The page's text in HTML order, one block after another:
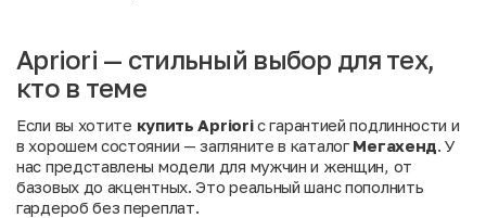
Apriori — стильный выбор для тех,
кто в теме
Если вы хотите купить Aprioriс гарантией подлинности и
в хорошем состоянии — загляните в каталогМегахенд. У
нас представлены модели для мужчин и женщин, от
базовых до акцентных. Это реальный шанс пополнить
гардероб без переплат.